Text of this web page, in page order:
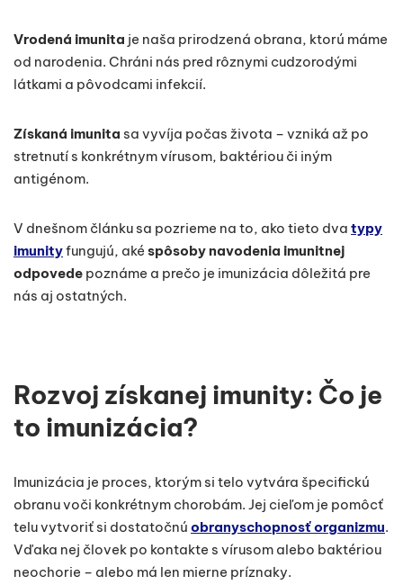
Vrodená imunita je naša prirodzená obrana, ktorú máme
od narodenia. Chráni nás pred rôznymi cudzorodými
látkami a pôvodcami infekcií.
Získaná imunita sa vyvíja počas života – vzniká až po
stretnutí s konkrétnym vírusom, baktériou či iným
antigénom.
V dnešnom článku sa pozrieme na to, ako tieto dva typy
imunityfungujú, akéspôsoby navodenia imunitnej
odpovede poznáme a prečo je imunizácia dôležitá pre
nás aj ostatných.
Rozvoj získanej imunity: Čo je
to imunizácia?
Imunizácia je proces, ktorým si telo vytvára špecifickú
obranu voči konkrétnym chorobám. Jej cieľom je pomôcť
telu vytvoriť si dostatočnú obranyschopnosť organizmu.
Vďaka nej človek po kontakte s vírusom alebo baktériou
neochorie – alebo má len mierne príznaky.